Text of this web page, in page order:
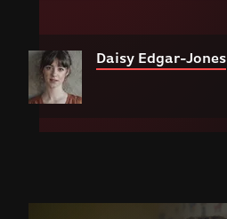
Daisy Edgar-Jones